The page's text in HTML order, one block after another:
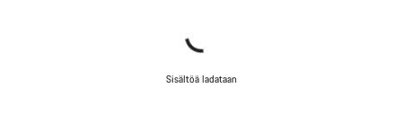
Sisältöä ladataan